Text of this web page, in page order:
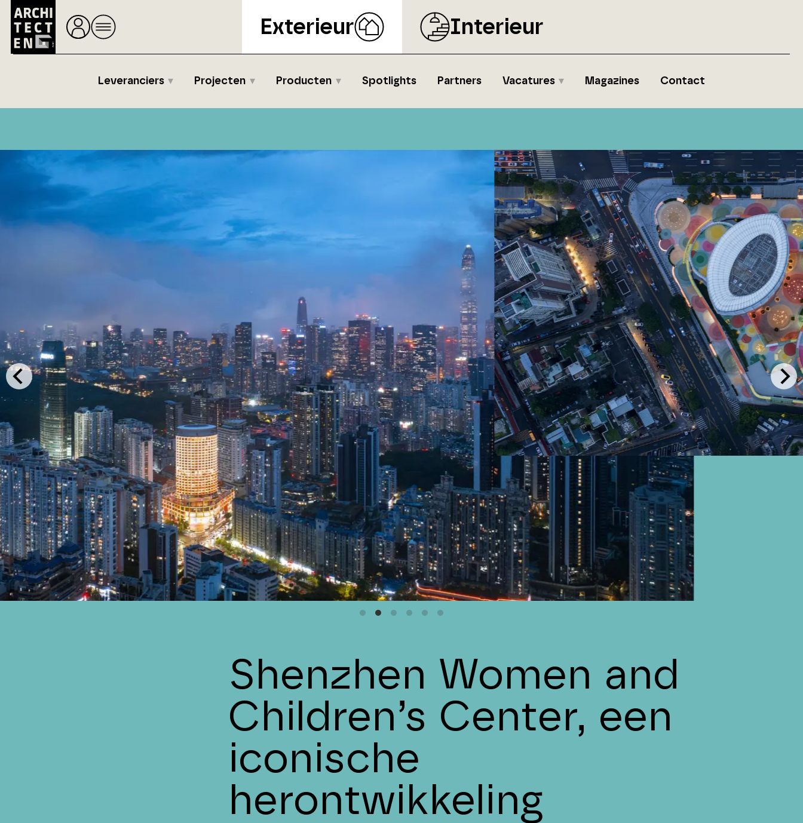
Exterieur Interieur
Leveranciers Projecten Producten Spotlights Partners Vacatures Magazines Contact
Shenzhen Women and
Children’s Center, een
iconische
herontwikkeling